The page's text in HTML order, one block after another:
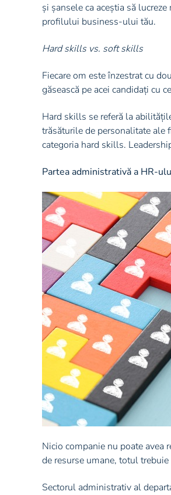
și șansele ca aceștia să
profilului business-ului tău.
Hard skills vs. soft skills
Fiecare om este înzestrat cu
găsească pe acei candidați cu
Hard skills se referă la
trăsăturile de personalitate ale
categoria hard skills.
Partea administrativă a HR-
Nicio companie nu poate avea
de resurse umane, totul
Sectorul administrativ al